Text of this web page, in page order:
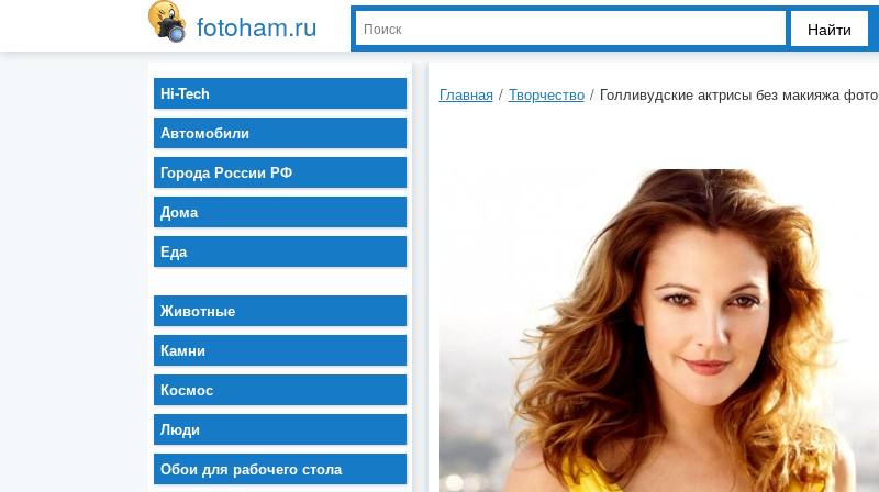
fotoham.ru Найти
Главная / Творчество / Голливудские актрисы без макияжа фото
Hi-Tech
Автомобили
Города России РФ
Дома
Еда
Животные
Камни
Космос
Люди
Обои для рабочего стола